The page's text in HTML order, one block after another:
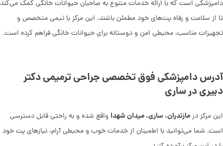
دامپزشکی است که با ارائه خدمات متنوع به صاحبان حیوانات خانگی کمک می‌کند
تا از سلامت و رفاه پت‌های خود مطمئن باشند. این مرکز با تیمی متخصص و
تجهیزات مناسب، محیطی امن و دوستانه برای حیوانات خانگی فراهم کرده است.
آدرس دامپزشکی فوق تخصصی جراحی ترمیمی دکتر
دبیری در ساری
این مرکز درمازندران، ساری، میدان شهدا واقع شده و به راحتی قابل دسترسی
است. شما می‌توانید با اطمینان از خدمات خوب و محیطی آرام، نیازهای پت خود